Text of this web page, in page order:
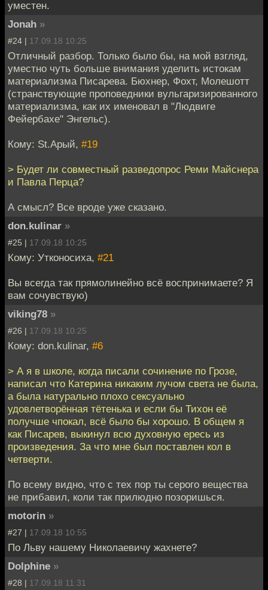
уместен.
Jonah »
#24 | 17.09.18 10:25
Отличный разбор. Только было бы, на мой взгляд,
уместно чуть больше внимания уделить истокам
материализма Писарева. Бюхнер, Фохт, Молешотт
(странствующие проповедники вульгаризированного
материализма, как их именовал в "Людвиге
Фейербахе" Энгельс).
Кому: St.Арый, #19
> Будет ли совместный разведопрос Реми Майснера
и Павла Перца?
А смысл? Все вроде уже сказано.
don.kulinar »
#25 | 17.09.18 10:25
Кому: Утконосиха, #21
Вы всегда так прямолинейно всё воспринимаете? Я
вам сочувствую)
viking78 »
#26 | 17.09.18 10:25
Кому: don.kulinar, #6
> А я в школе, когда писали сочинение по Грозе,
написал что Катерина никаким лучом света не была,
а была натурально плохо сексуально
удовлетворённая тётенька и если бы Тихон её
получше чпокал, всё было бы хорошо. В общем я
как Писарев, выкинул всю духовную ересь из
произведения. За что мне был поставлен кол в
четверти.
По всему видно, что с тех пор ты серого вещества
не прибавил, коли так прилюдно позоришься.
motorin »
#27 | 17.09.18 10:55
По Льву нашему Николаевичу жахнете?
Dolphine »
#28 | 17.09.18 11:31